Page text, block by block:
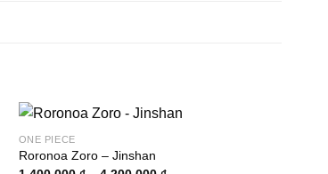
ONE PIECE
Roronoa Zoro – Jinshan